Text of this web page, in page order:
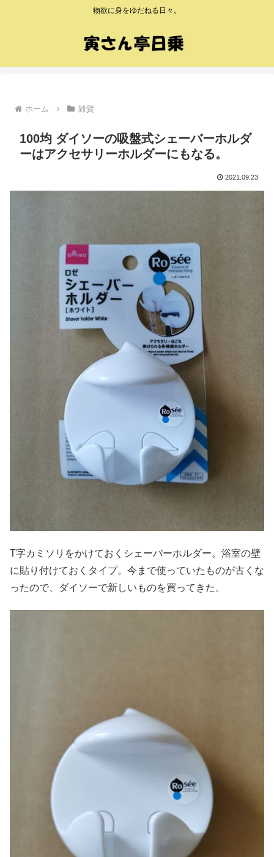
物欲に身をゆだねる日々。
ホーム 雑貨
100均 ダイソーの吸盤式シェーバーホルダ
ーはアクセサリーホルダーにもなる。
2021.09.23
T字カミソリをかけておくシェーバーホルダー。浴室の壁
に貼り付けておくタイプ。今まで使っていたものが古くな
ったので、ダイソーで新しいものを買ってきた。